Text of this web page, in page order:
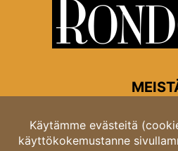
Rondon
Opastinsilta 6A